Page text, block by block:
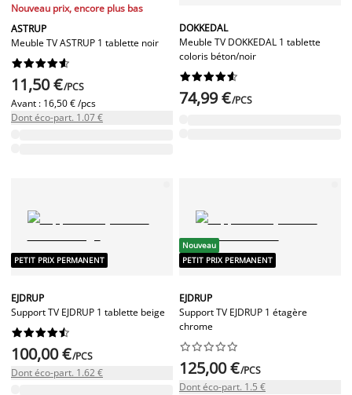
Nouveau prix, encore plus bas
ASTRUP
Meuble TV ASTRUP 1 tablette noir






11,50 €/PCS
Avant : 16,50 € /pcs
Dont éco-part. 1.07 €
DOKKEDAL
Meuble TV DOKKEDAL 1 tablette
coloris béton/noir






74,99 €/PCS
PETIT PRIX PERMANENT
EJDRUP
Support TV EJDRUP 1 tablette beige






100,00 €/PCS
Dont éco-part. 1.62 €
Nouveau
PETIT PRIX PERMANENT
EJDRUP
Support TV EJDRUP 1 étagère
chrome






125,00 €/PCS
Dont éco-part. 1.5 €